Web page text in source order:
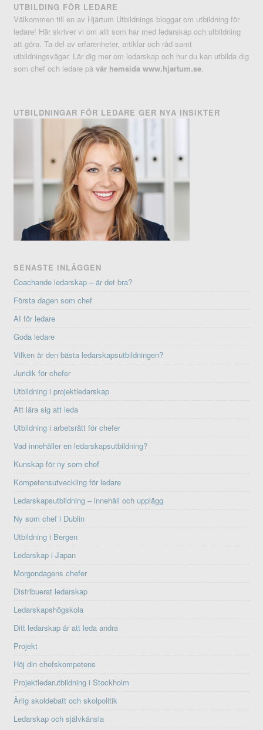
UTBILDING FÖR LEDARE
Välkommen till en av Hjärtum Utbildnings bloggar om utbildning för
ledare! Här skriver vi om allt som har med ledarskap och utbildning
att göra. Ta del av erfarenheter, artiklar och råd samt
utbildningsvägar. Lär dig mer om ledarskap och hur du kan utbilda dig
som chef och ledare påvår hemsida www.hjartum.se
UTBILDNINGAR FÖR LEDARE GER NYA INSIKTER
SENASTE INLÄGGEN
Coachande ledarskap – är det bra?
Första dagen som chef
AI för ledare
Goda ledare
Vilken är den bästa ledarskapsutbildningen?
Juridik för chefer
Utbildning i projektledarskap
Att lära sig att leda
Utbildning i arbetsrätt för chefer
Vad innehåller en ledarskapsutbildning?
Kunskap för ny som chef
Kompetensutveckling för ledare
Ledarskapsutbildning – innehåll och upplägg
Ny som chef i Dublin
Utbildning i Bergen
Ledarskap i Japan
Morgondagens chefer
Distribuerat ledarskap
Ledarskapshögskola
Ditt ledarskap är att leda andra
Projekt
Höj din chefskompetens
Projektledarutbildning i Stockholm
Ärlig skoldebatt och skolpolitik
Ledarskap och självkänsla